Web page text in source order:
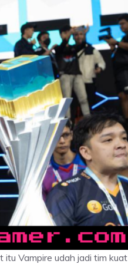
Vampire udah jadi tim kuat